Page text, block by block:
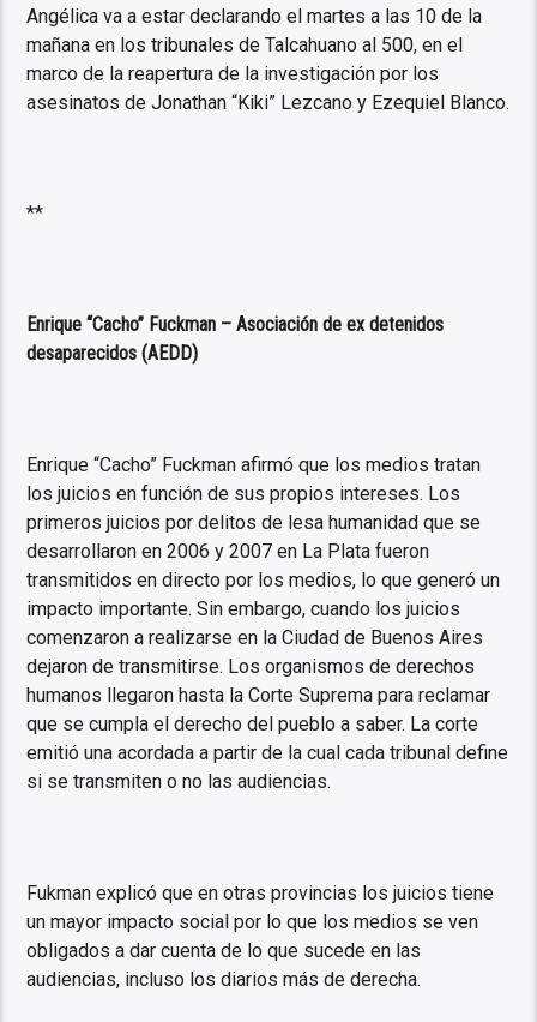
Angélica va a estar declarando el martes a las 10 de la
mañana en los tribunales de Talcahuano al 500, en el
marco de la reapertura de la investigación por los
asesinatos de Jonathan “Kiki” Lezcano y Ezequiel Blanco.
**
Enrique “Cacho” Fuckman – Asociación de ex detenidos
desaparecidos (AEDD)
Enrique “Cacho” Fuckman afirmó que los medios tratan
los juicios en función de sus propios intereses. Los
primeros juicios por delitos de lesa humanidad que se
desarrollaron en 2006 y 2007 en La Plata fueron
transmitidos en directo por los medios, lo que generó un
impacto importante. Sin embargo, cuando los juicios
comenzaron a realizarse en la Ciudad de Buenos Aires
dejaron de transmitirse. Los organismos de derechos
humanos llegaron hasta la Corte Suprema para reclamar
que se cumpla el derecho del pueblo a saber. La corte
emitió una acordada a partir de la cual cada tribunal define
si se transmiten o no las audiencias.
Fukman explicó que en otras provincias los juicios tiene
un mayor impacto social por lo que los medios se ven
obligados a dar cuenta de lo que sucede en las
audiencias, incluso los diarios más de derecha.